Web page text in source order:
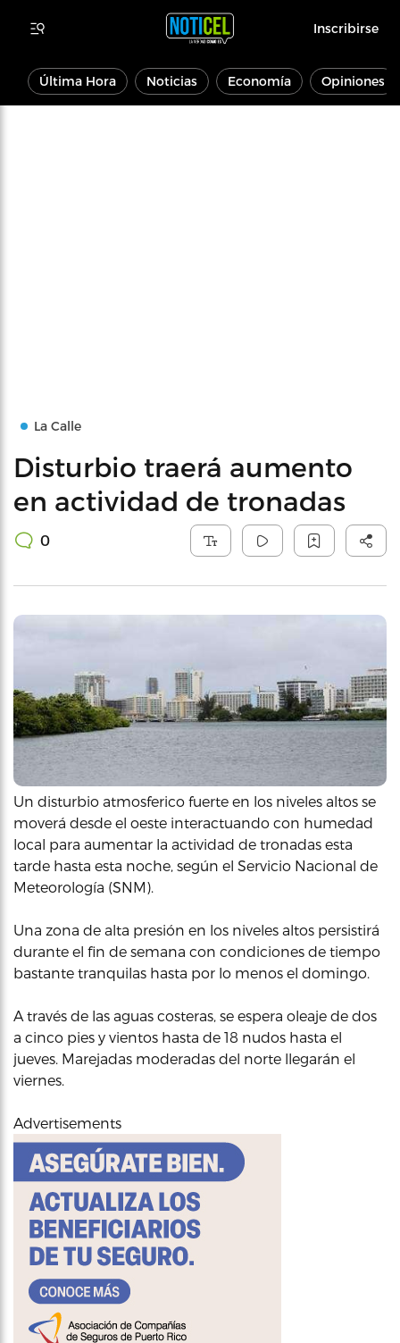
Inscribirse
Última Hora Noticias Economía Opiniones
La Calle
Disturbio traerá aumento
en actividad de tronadas
0
Un disturbio atmosferico fuerte en los niveles altos se
moverá desde el oeste interactuando con humedad
local para aumentar la actividad de tronadas esta
tarde hasta esta noche, según el Servicio Nacional de
Meteorología (SNM).
Una zona de alta presión en los niveles altos persistirá
durante el fin de semana con condiciones de tiempo
bastante tranquilas hasta por lo menos el domingo.
A través de las aguas costeras, se espera oleaje de dos
a cinco pies y vientos hasta de 18 nudos hasta el
jueves. Marejadas moderadas del norte llegarán el
viernes.
Advertisements